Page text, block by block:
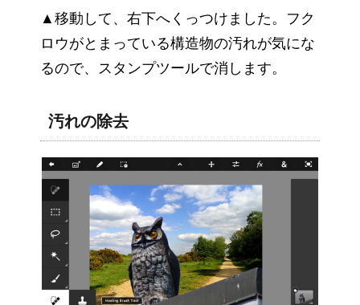
▲移動して、右下へくっつけました。フク
ロウがとまっている構造物の汚れが気にな
るので、スタンプツールで消します。
汚れの除去